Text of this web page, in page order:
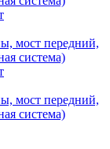
мост передний,
система)
мост передний,
система)